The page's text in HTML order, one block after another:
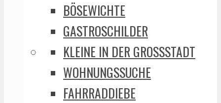
BÖSEWICHTE
GASTROSCHILDER
KLEINE IN DER GROSSSTADT
WOHNUNGSSUCHE
FAHRRADDIEBE